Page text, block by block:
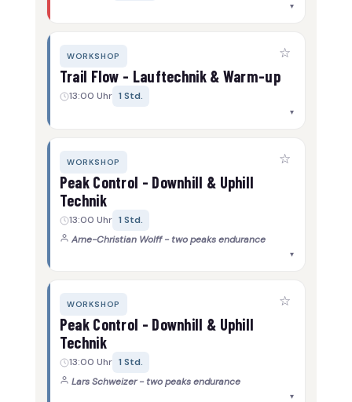
▾
WORKSHOP ☆
Trail Flow - Lauftechnik & Warm-up
13:00 Uhr 1 Std.
▾
WORKSHOP ☆
Peak Control - Downhill & Uphill
Technik
13:00 Uhr 1 Std.
Arne-Christian Wolff - two peaks endurance
▾
WORKSHOP ☆
Peak Control - Downhill & Uphill
Technik
13:00 Uhr 1 Std.
Lars Schweizer - two peaks endurance
▾